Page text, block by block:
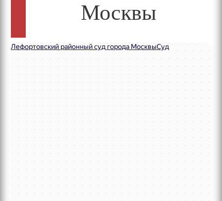
Москвы
Лефортовский районный суд города Москвы